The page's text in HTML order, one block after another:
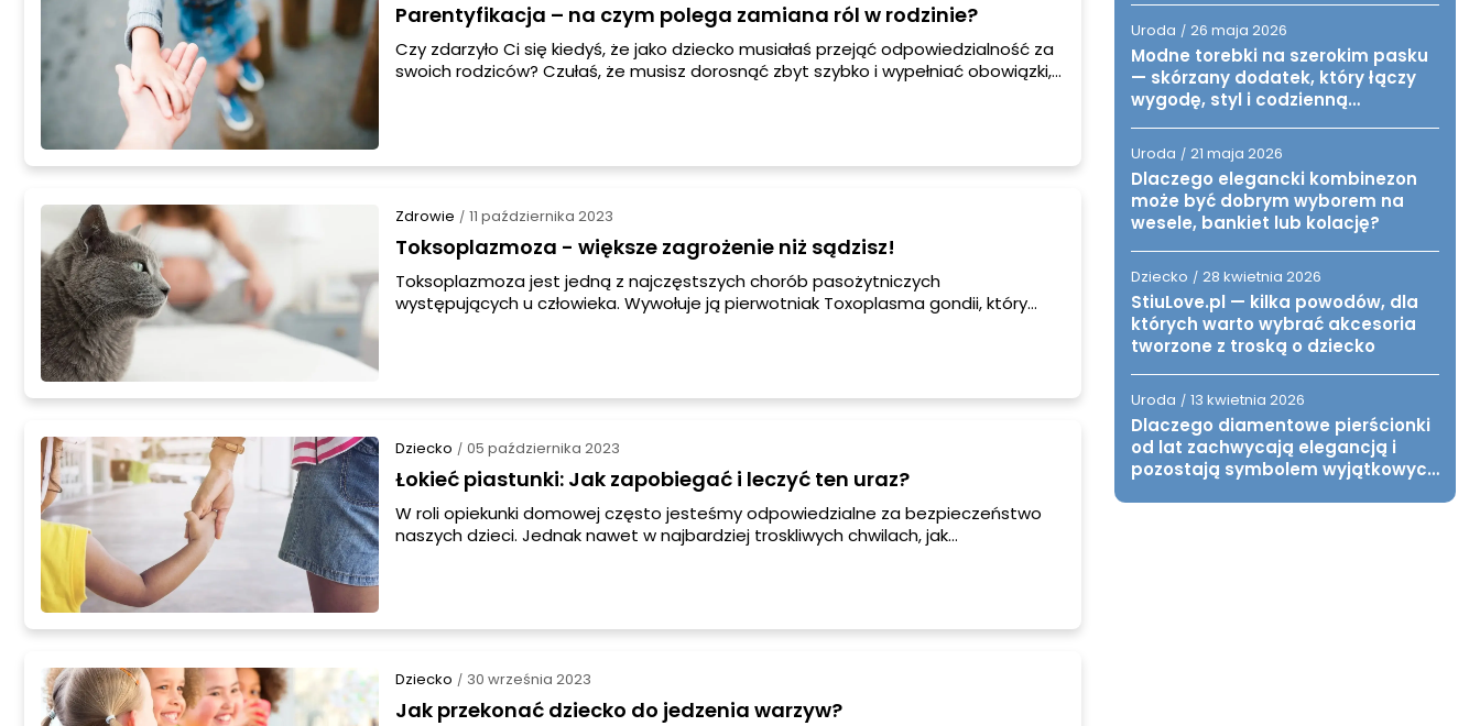
Parentyfikacja – na czym polega zamiana ról w rodzinie?
Czy zdarzyło Ci się kiedyś, że jako dziecko musiałaś przejąć odpowiedzialność za
swoich rodziców? Czułaś, że musisz dorosnąć zbyt szybko i wypełniać obowiązki,
Zdrowie / 11 października 2023
Toksoplazmoza - większe zagrożenie niż sądzisz!
Toksoplazmoza jest jedną z najczęstszych chorób pasożytniczych
występujących u człowieka. Wywołuje ją pierwotniak Toxoplasma gondii, który
Dziecko / 05 października 2023
Łokieć piastunki: Jak zapobiegać i leczyć ten uraz?
W roli opiekunki domowej często jesteśmy odpowiedzialne za bezpieczeństwo
naszych dzieci. Jednak nawet w najbardziej troskliwych chwilach, jak
Dziecko / 30 września 2023
Jak przekonać dziecko do jedzenia warzyw?
Uroda / 26 maja 2026
Modne torebki na szerokim pasku
— skórzany dodatek, który łączy
wygodę, styl i codzienną
Uroda / 21 maja 2026
Dlaczego elegancki kombinezon
może być dobrym wyborem na
wesele, bankiet lub kolację?
Dziecko / 28 kwietnia 2026
StiuLove.pl — kilka powodów, dla
których warto wybrać akcesoria
tworzone z troską o dziecko
Uroda / 13 kwietnia 2026
Dlaczego diamentowe pierścionki
od lat zachwycają elegancją i
pozostają symbolem wyjątkowych